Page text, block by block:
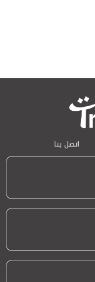
اتصل بنا